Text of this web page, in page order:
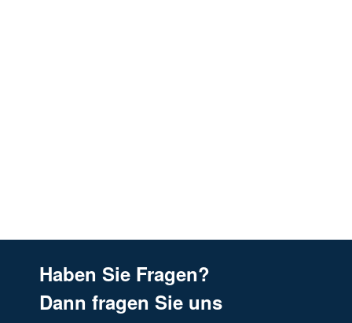
Haben Sie Fragen?
Dann fragen Sie uns